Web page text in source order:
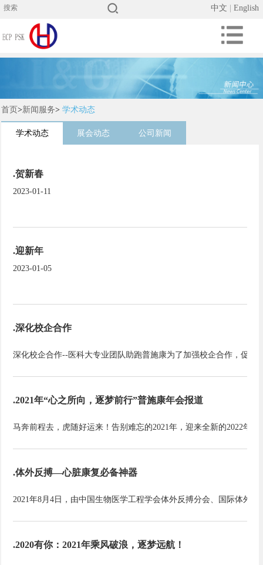
中文 English
首页>新闻服务> 学术动态
学术动态 展会动态 公司新闻
.贺新春
2023-01-11
.迎新年
2023-01-05
.深化校企合作
.2021年“心之所向，逐梦前行”普施康年会报道
.体外反搏—心脏康复必备神器
.2020有你：2021年乘风破浪，逐梦远航！